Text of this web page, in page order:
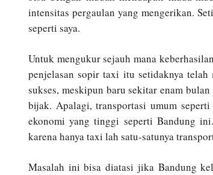
intensitas pergaulan yang mengerikan.
seperti saya.
Untuk mengukur sejauh mana
penjelasan sopir taxi itu setidaknya
sukses, meskipun baru sekitar enam
bijak. Apalagi, transportasi umum
ekonomi yang tinggi seperti Bandung
karena hanya taxi lah satu-satunya
Masalah ini bisa diatasi jika Bandung